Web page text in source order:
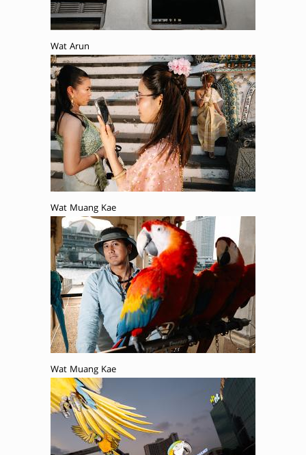
Wat Arun
Wat Muang Kae
Wat Muang Kae